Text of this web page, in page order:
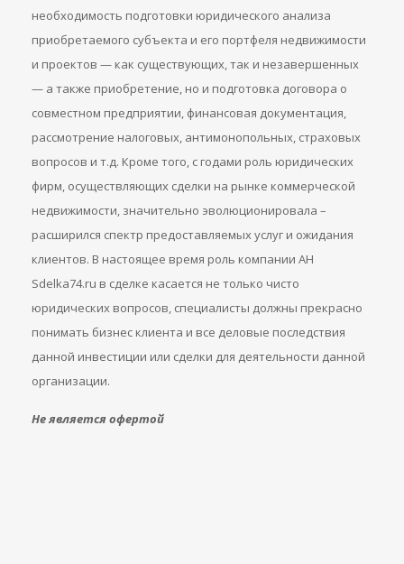
необходимость подготовки юридического анализа
приобретаемого субъекта и его портфеля недвижимости
и проектов — как существующих, так и незавершенных
— а также приобретение, но и подготовка договора о
совместном предприятии, финансовая документация,
рассмотрение налоговых, антимонопольных, страховых
вопросов и т.д. Кроме того, с годами роль юридических
фирм, осуществляющих сделки на рынке коммерческой
недвижимости, значительно эволюционировала –
расширился спектр предоставляемых услуг и ожидания
клиентов. В настоящее время роль компании АН
Sdelka74.ru в сделке касается не только чисто
юридических вопросов, специалисты должны прекрасно
понимать бизнес клиента и все деловые последствия
данной инвестиции или сделки для деятельности данной
организации.
Не является офертой